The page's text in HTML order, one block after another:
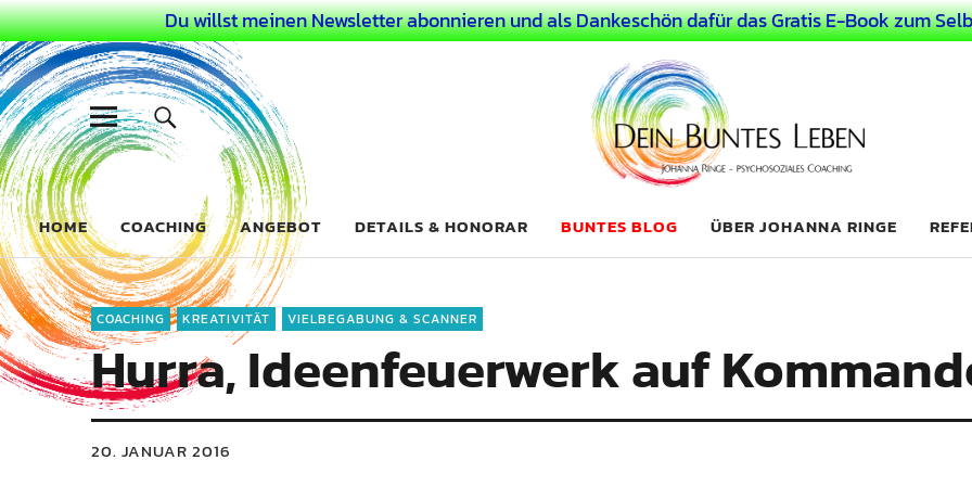
Du willst meinen Newsletter abonnieren und als Dankeschön dafür das Gratis E-Book zum
Dein Buntes Leben
COACHING FÜR DEIN BUNTES LEBEN ALS AUSSERGEWÖHNLICHER MENSCH
HOME COACHING ANGEBOT DETAILS & HONORAR BUNTES BLOG ÜBER JOHANNA RINGE
COACHING KREATIVITÄT VIELBEGABUNG & SCANNER
Hurra, Ideenfeuerwerk auf
20. JANUAR 2016